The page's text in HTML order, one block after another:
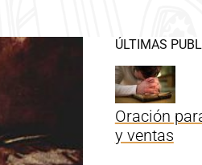
ÚLTIMAS
Oración
y ventas